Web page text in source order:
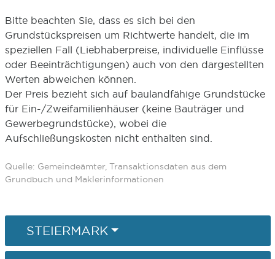
Bitte beachten Sie, dass es sich bei den
Grundstückspreisen um Richtwerte handelt, die im
speziellen Fall (Liebhaberpreise, individuelle Einflüsse
oder Beeinträchtigungen) auch von den dargestellten
Werten abweichen können.
Der Preis bezieht sich auf baulandfähige Grundstücke
für Ein-/Zweifamilienhäuser (keine Bauträger und
Gewerbegrundstücke), wobei die
Aufschließungskosten nicht enthalten sind.
Quelle: Gemeindeämter, Transaktionsdaten aus dem
Grundbuch und Maklerinformationen
STEIERMARK